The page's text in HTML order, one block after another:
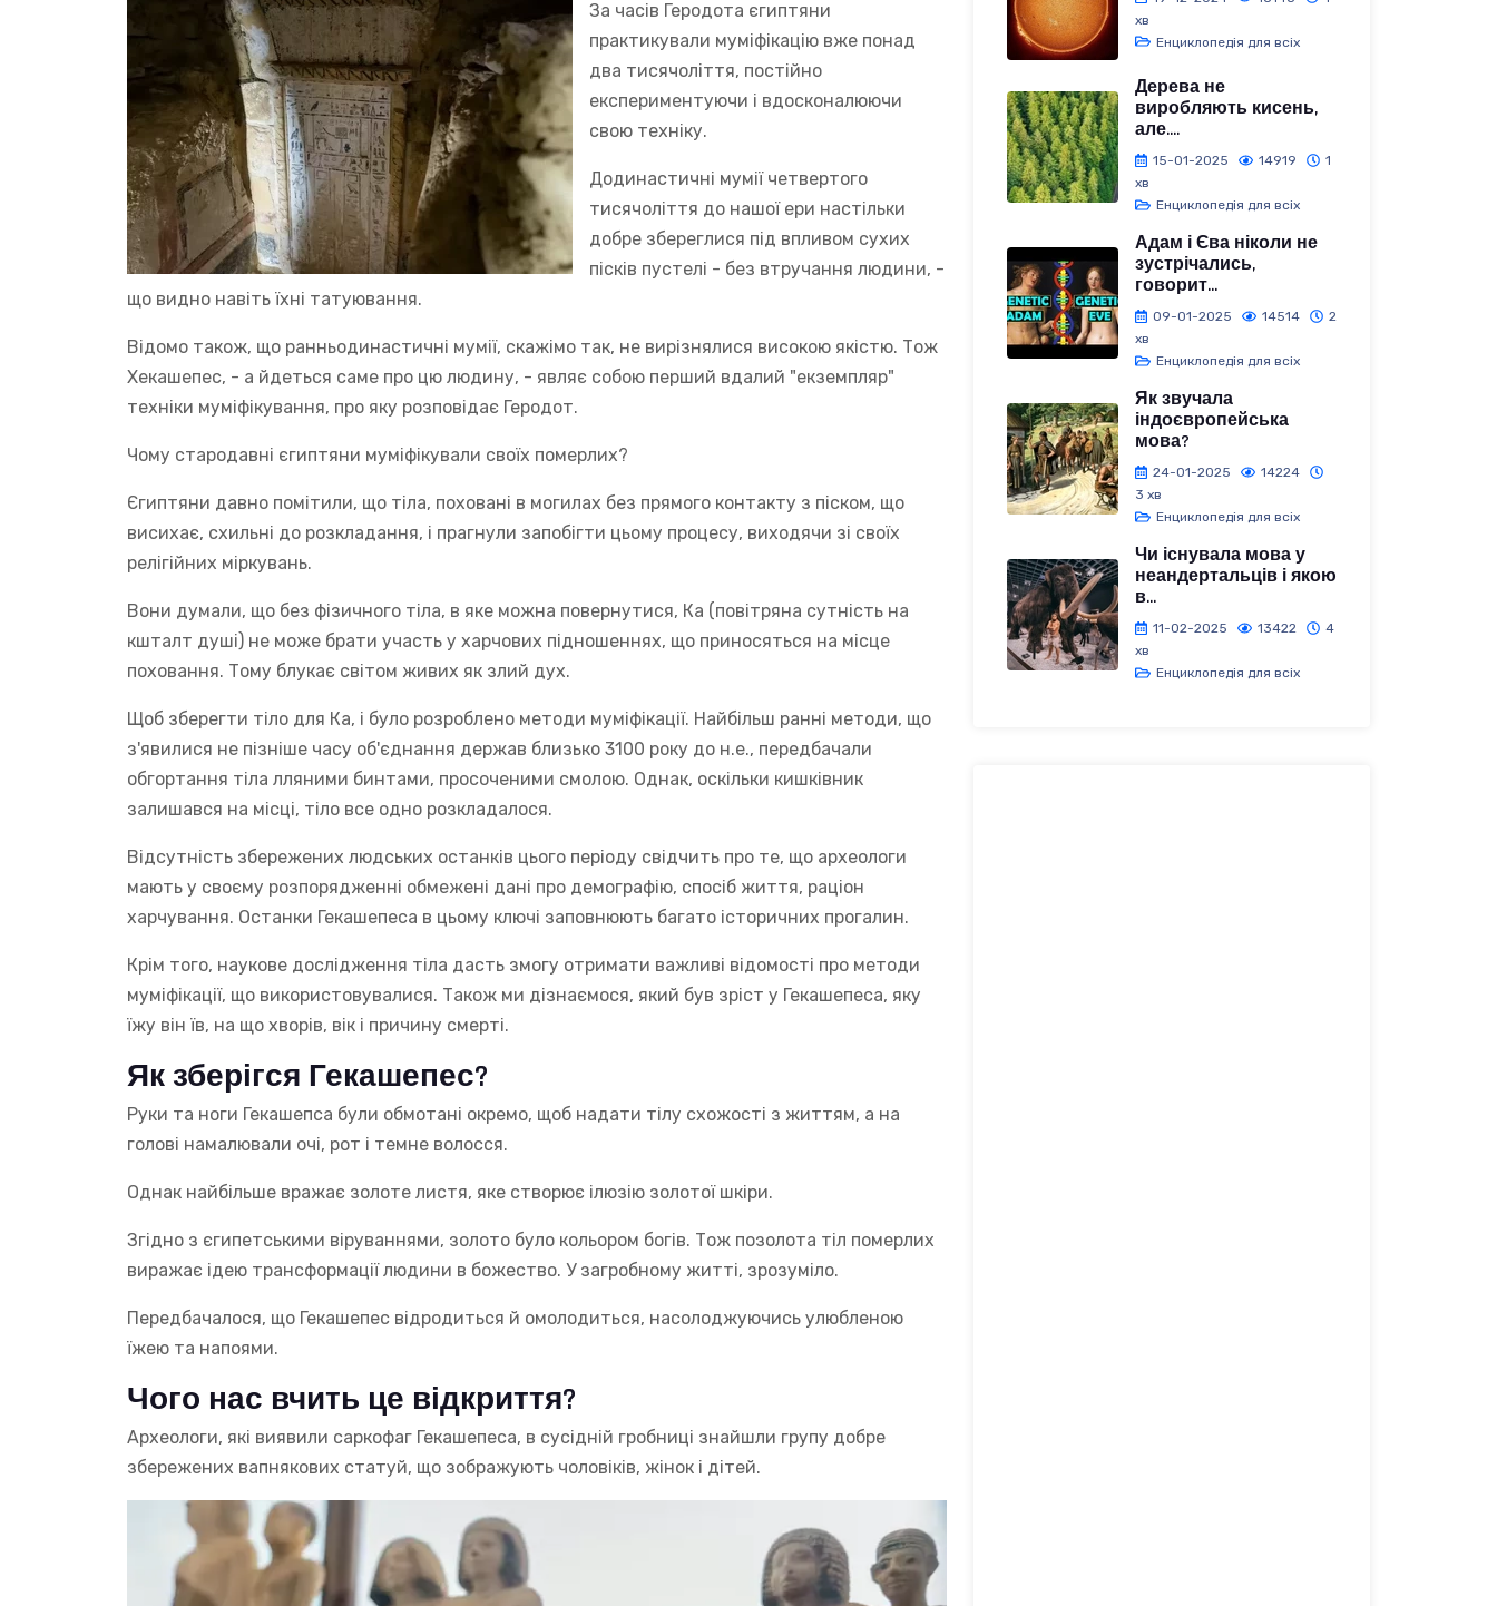
За часів Геродота єгиптяни
практикували муміфікацію вже понад
два тисячоліття, постійно
експериментуючи і вдосконалюючи
свою техніку.
Додинастичні мумії четвертого
тисячоліття до нашої ери настільки
добре збереглися під впливом сухих
пісків пустелі - без втручання людини, -
що видно навіть їхні татуювання.
Відомо також, що ранньодинастичні мумії, скажімо так, не вирізнялися високою якістю. Тож
Хекашепес, - а йдеться саме про цю людину, - являє собою перший вдалий "екземпляр"
техніки муміфікування, про яку розповідає Геродот.
Чому стародавні єгиптяни муміфікували своїх померлих?
Єгиптяни давно помітили, що тіла, поховані в могилах без прямого контакту з піском, що
висихає, схильні до розкладання, і прагнули запобігти цьому процесу, виходячи зі своїх
релігійних міркувань.
Вони думали, що без фізичного тіла, в яке можна повернутися, Ка (повітряна сутність на
кшталт душі) не може брати участь у харчових підношеннях, що приносяться на місце
поховання. Тому блукає світом живих як злий дух.
Щоб зберегти тіло для Ка, і було розроблено методи муміфікації. Найбільш ранні методи, що
з'явилися не пізніше часу об'єднання держав близько 3100 року до н.е., передбачали
обгортання тіла лляними бинтами, просоченими смолою. Однак, оскільки кишківник
залишався на місці, тіло все одно розкладалося.
Відсутність збережених людських останків цього періоду свідчить про те, що археологи
мають у своєму розпорядженні обмежені дані про демографію, спосіб життя, раціон
харчування. Останки Гекашепеса в цьому ключі заповнюють багато історичних прогалин.
Крім того, наукове дослідження тіла дасть змогу отримати важливі відомості про методи
муміфікації, що використовувалися. Також ми дізнаємося, який був зріст у Гекашепеса, яку
їжу він їв, на що хворів, вік і причину смерті.
Як зберігся Гекашепес?
Руки та ноги Гекашепса були обмотані окремо, щоб надати тілу схожості з життям, а на
голові намалювали очі, рот і темне волосся.
Однак найбільше вражає золоте листя, яке створює ілюзію золотої шкіри.
Згідно з єгипетськими віруваннями, золото було кольором богів. Тож позолота тіл померлих
виражає ідею трансформації людини в божество. У загробному житті, зрозуміло.
Передбачалося, що Гекашепес відродиться й омолодиться, насолоджуючись улюбленою
їжею та напоями.
Чого нас вчить це відкриття?
Археологи, які виявили саркофаг Гекашепеса, в сусідній гробниці знайшли групу добре
збережених вапнякових статуй, що зображують чоловіків, жінок і дітей.
хв
Енциклопедія для всіх
Дерева не
виробляють кисень,
але....
15-01-2025 14919
1
хв
Енциклопедія для всіх
Адам і Єва ніколи не
зустрічались,
говорит...
09-01-2025 14514
2
хв
Енциклопедія для всіх
Як звучала
індоєвропейська
мова?
24-01-2025
14224
3 хв
Енциклопедія для всіх
Чи існувала мова у
неандертальців і якою
в...
11-02-2025 13422
4
хв
Енциклопедія для всіх